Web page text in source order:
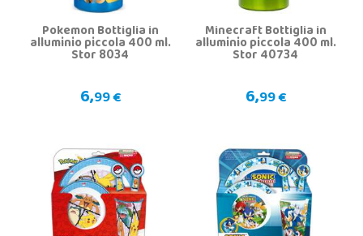
Pokemon Bottiglia in
alluminio piccola 400 ml.
Stor 8034
6,99 €
Minecraft Bottiglia in
alluminio piccola 400 ml.
Stor 40734
6,99 €